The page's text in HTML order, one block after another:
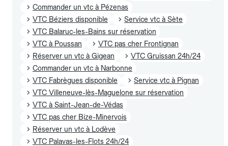
Commander un vtc à Pézenas
VTC Béziers disponible
Service vtc à Sète
VTC Balaruc-les-Bains sur réservation
VTC à Poussan
VTC pas cher Frontignan
Réserver un vtc à Gigean
VTC Gruissan 24h/24
Commander un vtc à Narbonne
VTC Fabrègues disponible
Service vtc à Pignan
VTC Villeneuve-lès-Maguelone sur réservation
VTC à Saint-Jean-de-Védas
VTC pas cher Bize-Minervois
Réserver un vtc à Lodève
VTC Palavas-les-Flots 24h/24